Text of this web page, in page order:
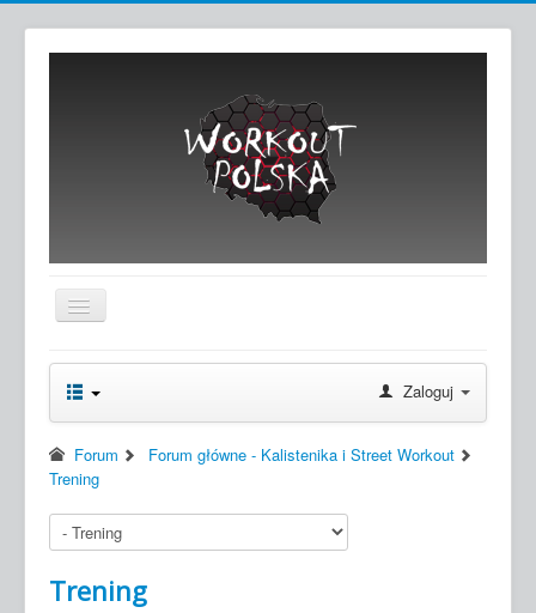
Przełącz
nawigację
Home
Forum
Artykuły
Mapy treningowe
Newsletter
Zaloguj
Forum
Forum główne - Kalistenika i Street Workout
Trening
Trening